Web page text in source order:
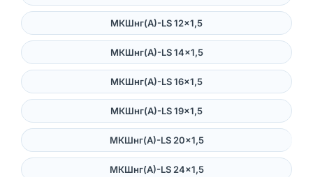
МКШнг(А)-LS 12×1,5
МКШнг(А)-LS 14×1,5
МКШнг(А)-LS 16×1,5
МКШнг(А)-LS 19×1,5
МКШнг(А)-LS 20×1,5
МКШнг(А)-LS 24×1,5